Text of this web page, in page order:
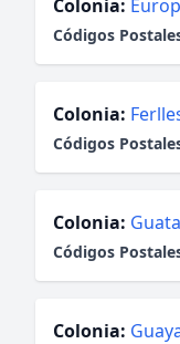
Colonia:
Códigos
Colonia:
Códigos
Colonia:
Códigos
Colonia: